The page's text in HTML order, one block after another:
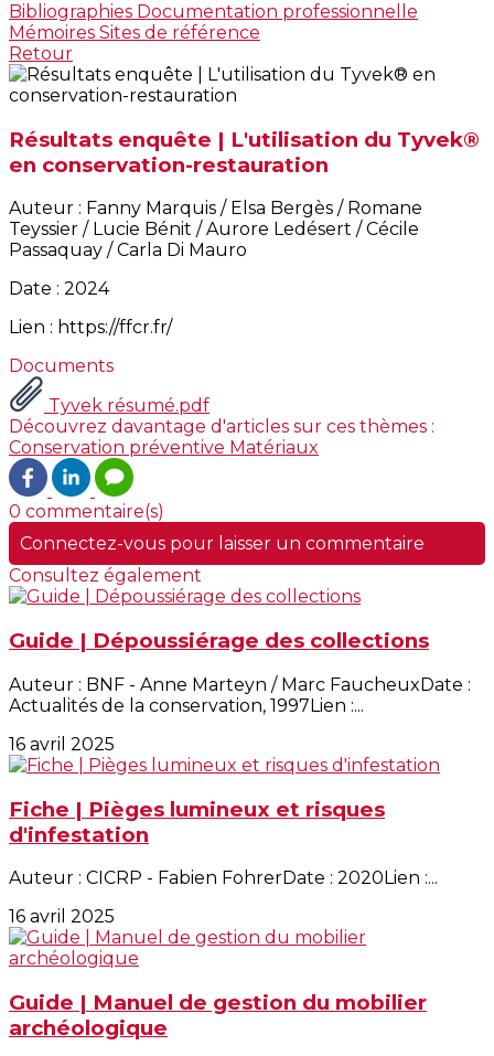
Bibliographies Documentation professionnelle
Mémoires Sites de référence
Retour
Résultats enquête | L'utilisation du Tyvek®
en conservation-restauration
Auteur : Fanny Marquis / Elsa Bergès / Romane
Teyssier / Lucie Bénit / Aurore Ledésert / Cécile
Passaquay / Carla Di Mauro
Date : 2024
Lien : https://ffcr.fr/
Documents
Tyvek résumé.pdf
Découvrez davantage d'articles sur ces thèmes :
Conservation préventive Matériaux
0 commentaire(s)
Connectez-vous pour laisser un commentaire
Consultez également
Guide | Dépoussiérage des collections
Auteur : BNF - Anne Marteyn / Marc FaucheuxDate :
Actualités de la conservation, 1997Lien :...
16 avril 2025
Fiche | Pièges lumineux et risques
d'infestation
Auteur : CICRP - Fabien FohrerDate : 2020Lien :...
16 avril 2025
Guide | Manuel de gestion du mobilier
archéologique